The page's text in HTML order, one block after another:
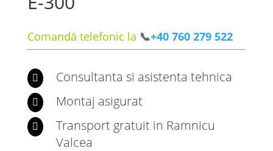
Comandă telefonic la 📞+40 760 279 522
 Consultanta si asistenta tehnica
 Montaj asigurat

Transport gratuit in Ramnicu
Valcea